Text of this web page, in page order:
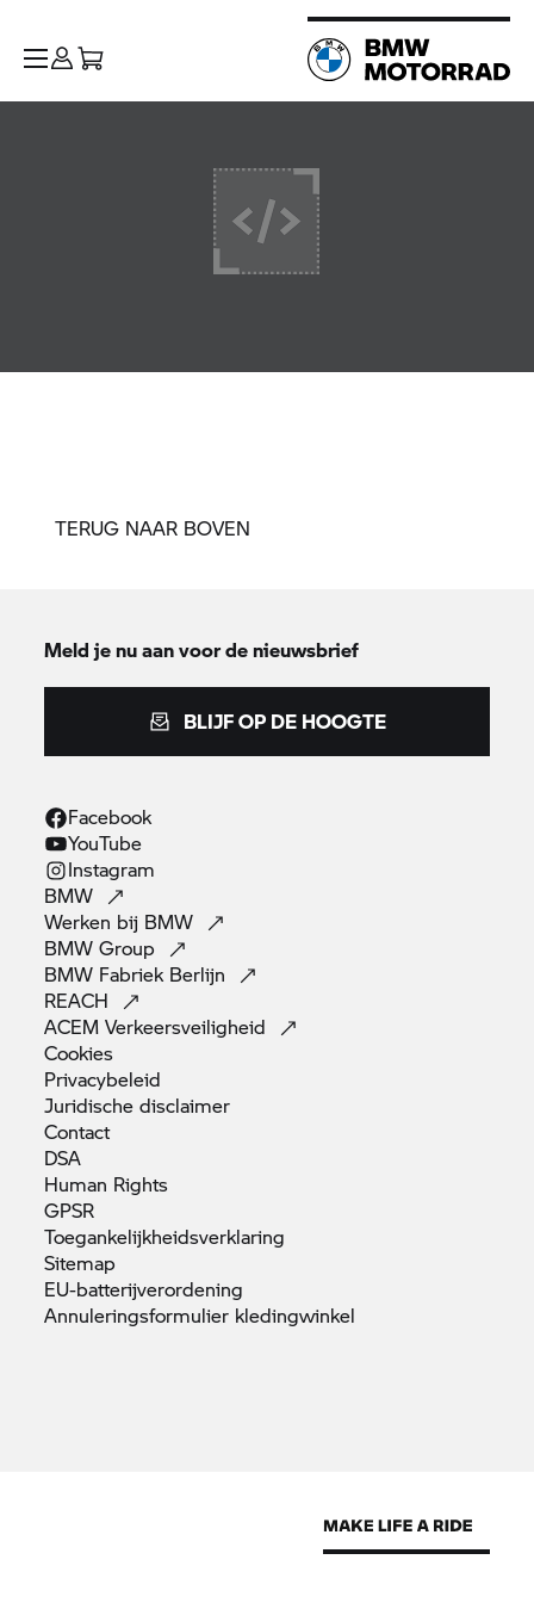
TERUG NAAR BOVEN
Meld je nu aan voor de nieuwsbrief
BLIJF OP DE HOOGTE
Facebook
YouTube
Instagram
BMW
Werken bij BMW
BMWGroup
BMW Fabriek Berlijn
REACH
ACEMVerkeersveiligheid
Cookies
Privacybeleid
Juridischedisclaimer
Contact
DSA
Human Rights
GPSR
Toegankelijkheidsverklaring
Sitemap
EU-batterijverordening
Annuleringsformulier kledingwinkel